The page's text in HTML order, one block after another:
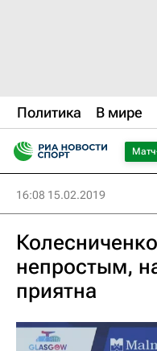
Политика В мире
16:08 15.02.2019
непростым,
приятна